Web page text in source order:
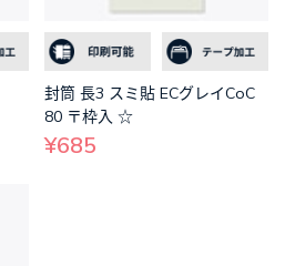
封筒 長3 スミ貼 ECグレイCoC
80 〒枠入 ☆
¥685